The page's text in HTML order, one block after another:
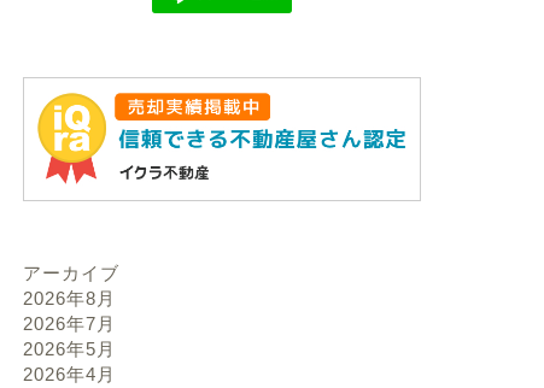
アーカイブ
2026年8月
2026年7月
2026年5月
2026年4月